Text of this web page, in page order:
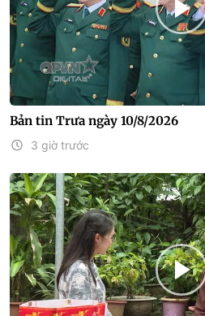
Bản tin Trưa ngày 10/8/2026
3 giờ trước